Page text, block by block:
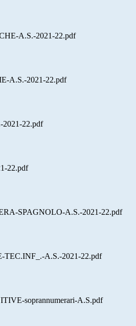
A.S.-2021-22.pdf
A.S.-2021-22.pdf
22.pdf
22.pdf
SPAGNOLO-A.S.-2021-22.pdf
A.S.-2021-22.pdf
soprannumerari-A.S.pdf